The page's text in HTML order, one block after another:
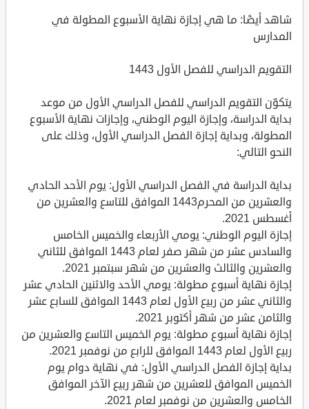
شاهد أيضًا: ما هي إجازة نهاية الأسبوع المطولة في
المدارس
التقويم الدراسي للفصل الأول 1443
يتكوّن التقويم الدراسي للفصل الدراسي الأول من موعد
بداية الدراسة، وإجازة اليوم الوطني، وإجازات نهاية الأسبوع
المطولة، وبداية إجازة الفصل الدراسي الأول، وذلك على
النحو التالي:
بداية الدراسة في الفصل الدراسي الأول: يوم الأحد الحادي
والعشرين من المحرم1443 الموافق للتاسع والعشرين من
أغسطس 2021.
إجازة اليوم الوطني: يومي الأربعاء والخميس الخامس
والسادس عشر من شهر صفر لعام 1443 الموافق للثاني
والعشرين والثالث والعشرين من شهر سبتمبر 2021.
إجازة نهاية أسبوع مطولة: يومي الأحد والاثنين الحادي عشر
والثاني عشر من ربيع الأول لعام 1443 الموافق للسابع عشر
والثامن عشر من شهر أكتوبر 2021.
إجازة نهاية أسبوع مطولة: يوم الخميس التاسع والعشرين من
ربيع الأول لعام 1443 الموافق للرابع من نوفمبر 2021.
بداية إجازة الفصل الدراسي الأول: في نهاية دوام يوم
الخميس الموافق للعشرين من شهر ربيع الآخر الموافق
الخامس والعشرين من نوفمبر لعام 2021.